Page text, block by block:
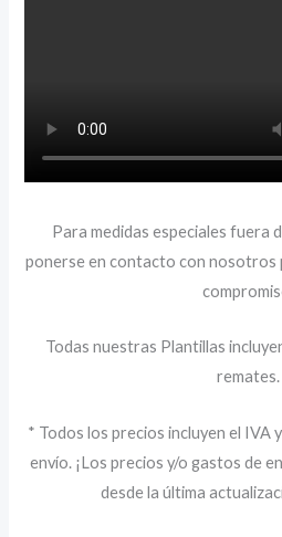
Para medidas especiales fuera
ponerse en contacto con nosotros
Todas nuestras Plantillas
remates.
* Todos los precios incluyen el IVA
envío. ¡Los precios y/o gastos de
desde la última